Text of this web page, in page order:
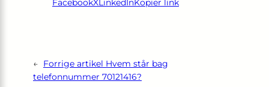
FacebookXLinkedInKopier link
← Forrige artikel Hvem står bag
telefonnummer 70121416?